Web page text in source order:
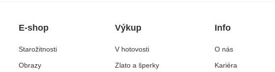
E-shop
Starožitnosti
Obrazy
Výkup
V hotovosti
Zlato a šperky
Info
O nás
Kariéra